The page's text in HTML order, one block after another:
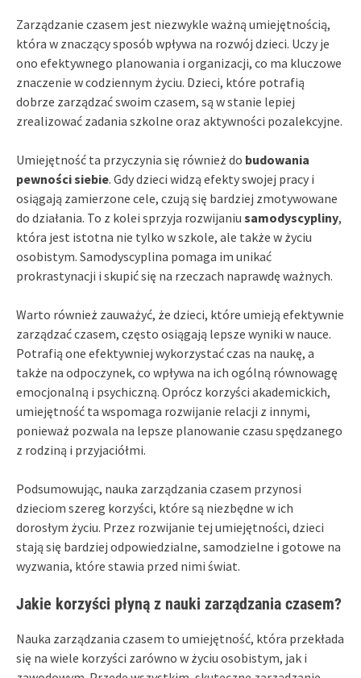
Zarządzanie czasem jest niezwykle ważną umiejętnością,
która w znaczący sposób wpływa na rozwój dzieci. Uczy je
ono efektywnego planowania i organizacji, co ma kluczowe
znaczenie w codziennym życiu. Dzieci, które potrafią
dobrze zarządzać swoim czasem, są w stanie lepiej
zrealizować zadania szkolne oraz aktywności pozalekcyjne.
Umiejętność ta przyczynia się również do budowania
pewności siebie. Gdy dzieci widzą efekty swojej pracy i
osiągają zamierzone cele, czują się bardziej zmotywowane
do działania. To z kolei sprzyja rozwijaniu samodyscypliny,
która jest istotna nie tylko w szkole, ale także w życiu
osobistym. Samodyscyplina pomaga im unikać
prokrastynacji i skupić się na rzeczach naprawdę ważnych.
Warto również zauważyć, że dzieci, które umieją efektywnie
zarządzać czasem, często osiągają lepsze wyniki w nauce.
Potrafią one efektywniej wykorzystać czas na naukę, a
także na odpoczynek, co wpływa na ich ogólną równowagę
emocjonalną i psychiczną. Oprócz korzyści akademickich,
umiejętność ta wspomaga rozwijanie relacji z innymi,
ponieważ pozwala na lepsze planowanie czasu spędzanego
z rodziną i przyjaciółmi.
Podsumowując, nauka zarządzania czasem przynosi
dzieciom szereg korzyści, które są niezbędne w ich
dorosłym życiu. Przez rozwijanie tej umiejętności, dzieci
stają się bardziej odpowiedzialne, samodzielne i gotowe na
wyzwania, które stawia przed nimi świat.
Jakie korzyści płyną z nauki zarządzania czasem?
Nauka zarządzania czasem to umiejętność, która przekłada
się na wiele korzyści zarówno w życiu osobistym, jak i